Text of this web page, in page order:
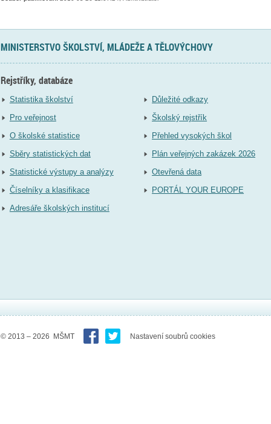
MINISTERSTVO ŠKOLSTVÍ, MLÁDEŽE A TĚLOVÝCHOVY
Rejstříky, databáze
Statistika školství
Pro veřejnost
O školské statistice
Sběry statistických dat
Statistické výstupy a analýzy
Číselníky a klasifikace
Adresáře školských institucí
Důležité odkazy
Školský rejstřík
Přehled vysokých škol
Plán veřejných zakázek 2026
Otevřená data
PORTÁL YOUR EUROPE
© 2013 – 2026 MŠMT Nastavení soubrů cookies